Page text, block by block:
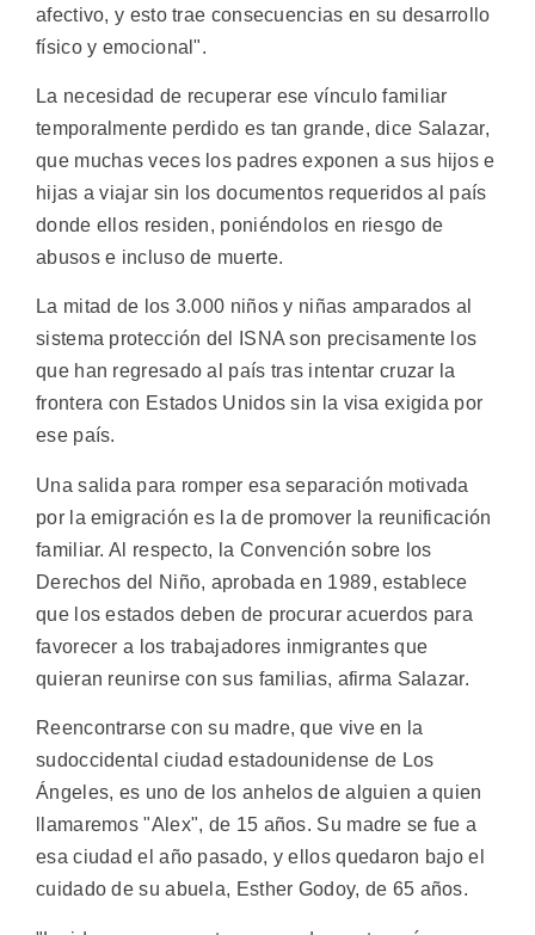
afectivo, y esto trae consecuencias en su desarrollo
físico y emocional".
La necesidad de recuperar ese vínculo familiar
temporalmente perdido es tan grande, dice Salazar,
que muchas veces los padres exponen a sus hijos e
hijas a viajar sin los documentos requeridos al país
donde ellos residen, poniéndolos en riesgo de
abusos e incluso de muerte.
La mitad de los 3.000 niños y niñas amparados al
sistema protección del ISNA son precisamente los
que han regresado al país tras intentar cruzar la
frontera con Estados Unidos sin la visa exigida por
ese país.
Una salida para romper esa separación motivada
por la emigración es la de promover la reunificación
familiar. Al respecto, la Convención sobre los
Derechos del Niño, aprobada en 1989, establece
que los estados deben de procurar acuerdos para
favorecer a los trabajadores inmigrantes que
quieran reunirse con sus familias, afirma Salazar.
Reencontrarse con su madre, que vive en la
sudoccidental ciudad estadounidense de Los
Ángeles, es uno de los anhelos de alguien a quien
llamaremos "Alex", de 15 años. Su madre se fue a
esa ciudad el año pasado, y ellos quedaron bajo el
cuidado de su abuela, Esther Godoy, de 65 años.